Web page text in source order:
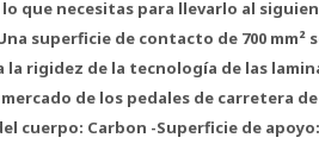
que necesitas para llevarlo al
Una superficie de contacto de 700
la rigidez de la tecnología de las
de los pedales de carretera
cuerpo: Carbon -Superficie de apoyo: